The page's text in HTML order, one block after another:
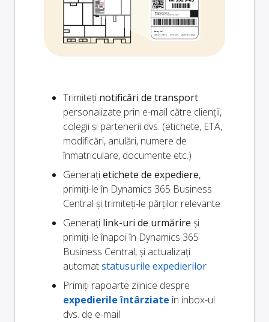
Trimiteți notificări de transport
personalizate prin e-mail către clienții,
colegii și partenerii dvs. (etichete, ETA,
modificări, anulări, numere de
înmatriculare, documente etc.)
Generațietichete de expediere,
primiți-le în Dynamics 365 Business
Central și trimiteți-le părților relevante
Generați link-uri de urmărire și
primiți-le înapoi în Dynamics 365
Business Central, și actualizați
automatstatusurile expedierilor
Primiți rapoarte zilnice despre
expedierile întârziateîn inbox-ul
dvs. de e-mail